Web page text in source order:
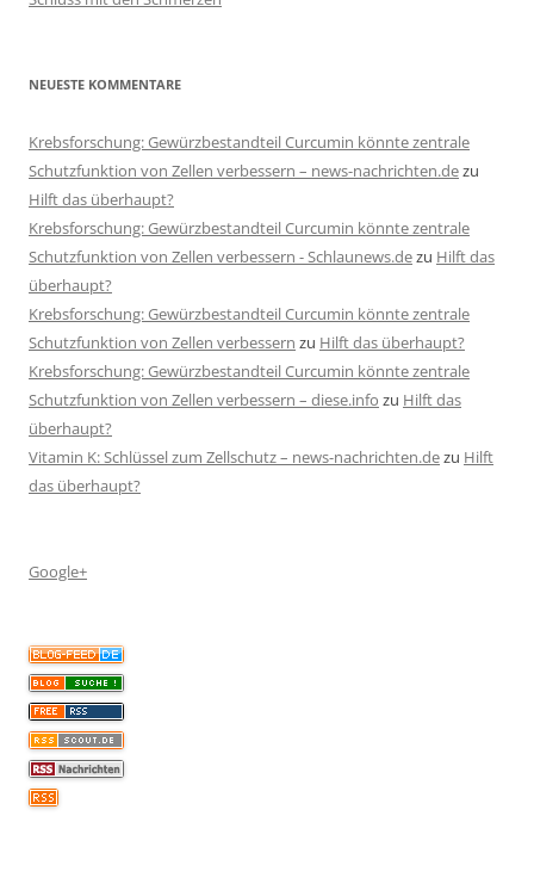
NEUESTE KOMMENTARE
Krebsforschung: Gewürzbestandteil Curcumin könnte zentrale
Schutzfunktion von Zellen verbessern – news-nachrichten.dezu
Hilft das überhaupt?
Krebsforschung: Gewürzbestandteil Curcumin könnte zentrale
Schutzfunktion von Zellen verbessern - Schlaunews.dezu Hilft das
überhaupt?
Krebsforschung: Gewürzbestandteil Curcumin könnte zentrale
Schutzfunktion von Zellen verbessern zu Hilft das überhaupt?
Krebsforschung: Gewürzbestandteil Curcumin könnte zentrale
Schutzfunktion von Zellen verbessern – diese.info zu Hilft das
überhaupt?
Vitamin K: Schlüssel zum Zellschutz – news-nachrichten.dezu Hilft
das überhaupt?
Google+